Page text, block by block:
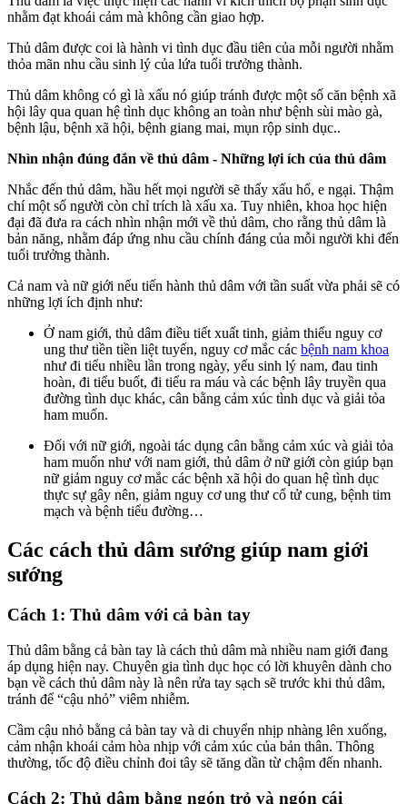
nhằm đạt khoái cảm mà không cần giao hợp.
Thủ dâm được coi là hành vi tình dục đầu tiên của mỗi người nhằm
thỏa mãn nhu cầu sinh lý của lứa tuổi trưởng thành.
Thủ dâm không có gì là xấu nó giúp tránh được một số căn bệnh xã
hội lây qua quan hệ tình dục không an toàn như bệnh sùi mào gà,
bệnh lậu, bệnh xã hội, bệnh giang mai, mụn rộp sinh dục..
Nhìn nhận đúng đắn về thủ dâm - Những lợi ích của thủ dâm
Nhắc đến thủ dâm, hầu hết mọi người sẽ thấy xấu hổ, e ngại. Thậm
chí một số người còn chỉ trích là xấu xa. Tuy nhiên, khoa học hiện
đại đã đưa ra cách nhìn nhận mới về thủ dâm, cho rằng thủ dâm là
bản năng, nhằm đáp ứng nhu cầu chính đáng của mỗi người khi đến
tuổi trưởng thành.
Cả nam và nữ giới nếu tiến hành thủ dâm với tần suất vừa phải sẽ có
những lợi ích định như:
Ở nam giới, thủ dâm điều tiết xuất tinh, giảm thiểu nguy cơ
ung thư tiền tiền liệt tuyến, nguy cơ mắc các bệnh nam khoa
như đi tiểu nhiều lần trong ngày, yếu sinh lý nam, đau tinh
hoàn, đi tiểu buốt, đi tiểu ra máu và các bệnh lây truyền qua
đường tình dục khác, cân bằng cảm xúc tình dục và giải tỏa
ham muốn.
Đối với nữ giới, ngoài tác dụng cân bằng cảm xúc và giải tỏa
ham muốn như với nam giới, thủ dâm ở nữ giới còn giúp bạn
nữ giảm nguy cơ mắc các bệnh xã hội do quan hệ tình dục
thực sự gây nên, giảm nguy cơ ung thư cổ tử cung, bệnh tim
mạch và bệnh tiểu đường…
Các cách thủ dâm sướng giúp nam giới
sướng
Cách 1: Thủ dâm với cả bàn tay
Thủ dâm bằng cả bàn tay là cách thủ dâm mà nhiều nam giới đang
áp dụng hiện nay. Chuyên gia tình dục học có lời khuyên dành cho
bạn về cách thủ dâm này là nên rửa tay sạch sẽ trước khi thủ dâm,
tránh để “cậu nhỏ” viêm nhiễm.
Cầm cậu nhỏ bằng cả bàn tay và di chuyển nhịp nhàng lên xuống,
cảm nhận khoái cảm hòa nhịp với cảm xúc của bản thân. Thông
thường, tốc độ điều chỉnh đoi tây sẽ tăng dần từ chậm đến nhanh.
Cách 2: Thủ dâm bằng ngón trỏ và ngón cái